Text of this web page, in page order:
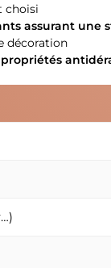
choisi
assurant une
décoration